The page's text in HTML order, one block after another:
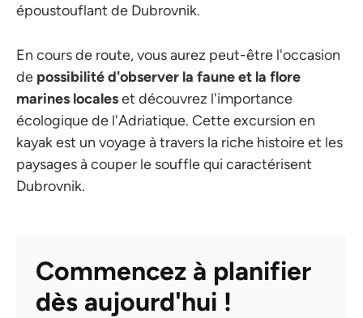
époustouflant de Dubrovnik.
En cours de route, vous aurez peut-être l'occasion
de possibilité d'observer la faune et la flore
marines localeset découvrez l'importance
écologique de l'Adriatique. Cette excursion en
kayak est un voyage à travers la riche histoire et les
paysages à couper le souffle qui caractérisent
Dubrovnik.
Commencez à planifier
dès aujourd'hui !